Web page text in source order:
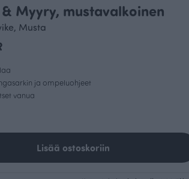
Myyry, mustavalkoinen
Musta
ja ompeluohjeet
vanua
Lisää ostoskoriin